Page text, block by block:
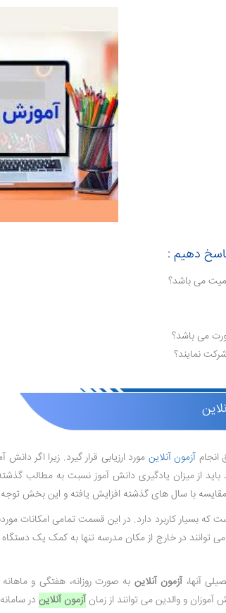
دهیم :
می باشد؟
می باشد؟
نمایند؟
آزمون آنلاین مورد ارزیابی قرار گیرد. زیرا اگر
از میزان یادگیری دانش آموز نسبت به مطالب
با سال های گذشته افزایش یافته و این بخش
که بسیار کاربرد دارد. در این قسمت تمامی امکانات
توانند در خارج از مکان مدرسه تنها به کمک یک دستگاه
آنها، آزمون آنلاین به صورت روزانه، هفتگی و
و والدین می توانند از زمانآزمون آنلاین در